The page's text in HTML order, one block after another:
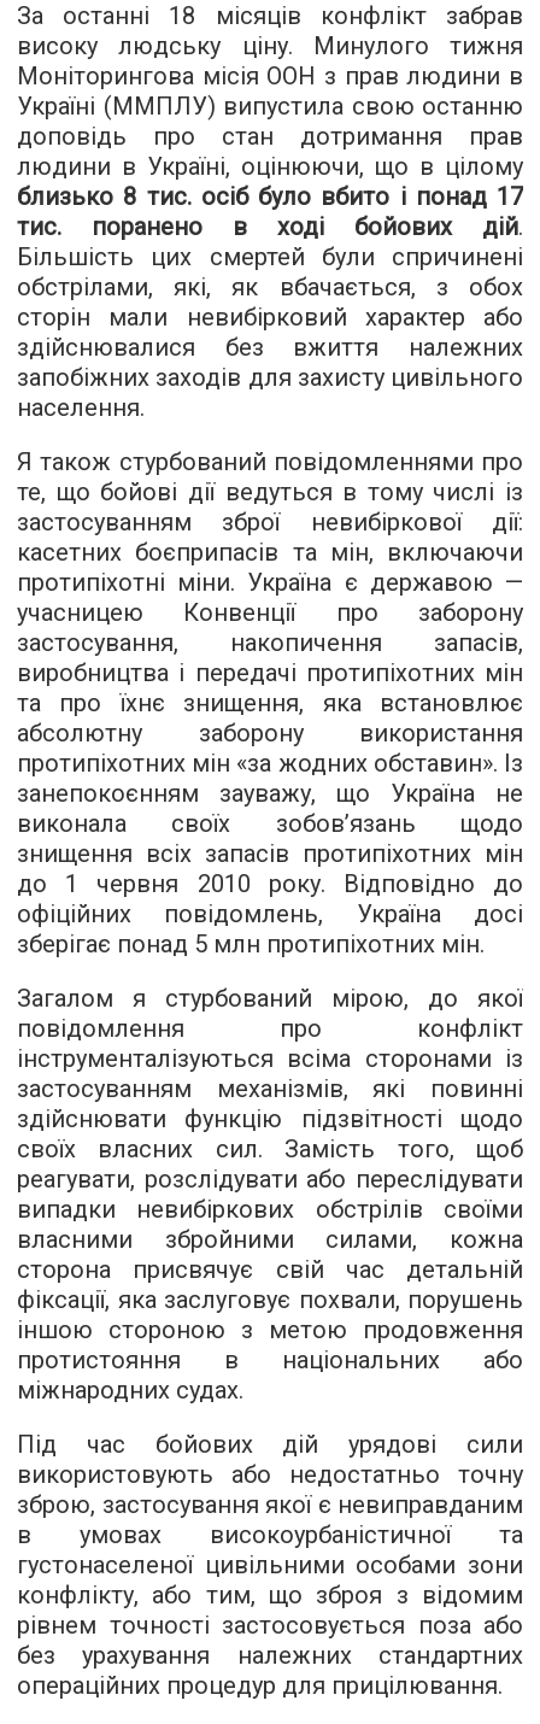
За останні 18 місяців конфлікт забрав
високу людську ціну. Минулого тижня
Моніторингова місія ООН з прав людини в
Україні (ММПЛУ) випустила свою останню
доповідь про стан дотримання прав
людини в Україні, оцінюючи, що в цілому
близько 8 тис. осіб було вбито і понад 17
тис. поранено в ході бойових дій.
Більшість цих смертей були спричинені
обстрілами, які, як вбачається, з обох
сторін мали невибірковий характер або
здійснювалися без вжиття належних
запобіжних заходів для захисту цивільного
населення.
Я також стурбований повідомленнями про
те, що бойові дії ведуться в тому числі із
застосуванням зброї невибіркової дії:
касетних боєприпасів та мін, включаючи
протипіхотні міни. Україна є державою —
учасницею Конвенції про заборону
застосування, накопичення запасів,
виробництва і передачі протипіхотних мін
та про їхнє знищення, яка встановлює
абсолютну заборону використання
протипіхотних мін «за жодних обставин». Із
занепокоєнням зауважу, що Україна не
виконала своїх зобов’язань щодо
знищення всіх запасів протипіхотних мін
до 1 червня 2010 року. Відповідно до
офіційних повідомлень, Україна досі
зберігає понад 5 млн протипіхотних мін.
Загалом я стурбований мірою, до якої
повідомлення про конфлікт
інструменталізуються всіма сторонами із
застосуванням механізмів, які повинні
здійснювати функцію підзвітності щодо
своїх власних сил. Замість того, щоб
реагувати, розслідувати або переслідувати
випадки невибіркових обстрілів своїми
власними збройними силами, кожна
сторона присвячує свій час детальній
фіксації, яка заслуговує похвали, порушень
іншою стороною з метою продовження
протистояння в національних або
міжнародних судах.
Під час бойових дій урядові сили
використовують або недостатньо точну
зброю, застосування якої є невиправданим
в умовах високоурбаністичної та
густонаселеної цивільними особами зони
конфлікту, або тим, що зброя з відомим
рівнем точності застосовується поза або
без урахування належних стандартних
операційних процедур для прицілювання.